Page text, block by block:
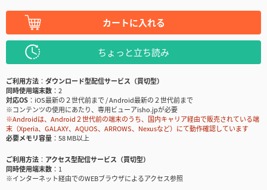
カートに入れる
ちょっと立ち読み
ご利用方法
ダウンロード型配信サービス（買切型）
同時使用端末数
2
対応OS
iOS最新の２世代前まで / Android最新の２世代前まで
※コンテンツの使用にあたり、専用ビューアisho.jpが必要
※Androidは、Android２世代前の端末のうち、国内キャリア経由で販売されている端
末（Xperia、GALAXY、AQUOS、ARROWS、Nexusなど）にて動作確認しています
必要メモリ容量
58 MB以上
ご利用方法
アクセス型配信サービス（買切型）
同時使用端末数
1
※インターネット経由でのWEBブラウザによるアクセス参照